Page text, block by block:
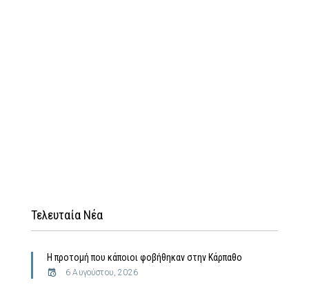
Τελευταία Νέα
Η προτομή που κάποιοι φοβήθηκαν στην Κάρπαθο
6 Αυγούστου, 2026